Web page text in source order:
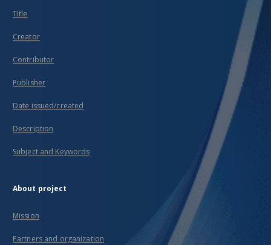
Title
Creator
Contributor
Publisher
Date issued/created
Description
Subject and Keywords
About project
Mission
Partners and organization